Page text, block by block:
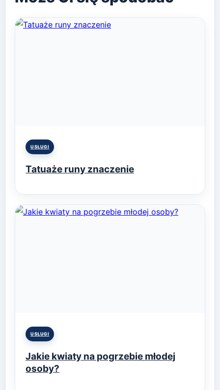
Posted
USŁUGI
Tatuaże runy znaczenie
Posted
USŁUGI
Jakie kwiaty na pogrzebie młodej
osoby?